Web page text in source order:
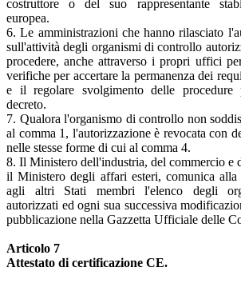
costruttore o del suo rappresentante
europea.
6. Le amministrazioni che hanno rilasciato
sull'attività degli organismi di controllo
procedere, anche attraverso i propri uffici
verifiche per accertare la permanenza dei
e il regolare svolgimento delle procedure
decreto.
7. Qualora l'organismo di controllo non
al comma 1, l'autorizzazione è revocata con
nelle stesse forme di cui al comma 4.
8. Il Ministero dell'industria, del commercio e
il Ministero degli affari esteri, comunica
agli altri Stati membri l'elenco degli
autorizzati ed ogni sua successiva
pubblicazione nella Gazzetta Ufficiale delle
Articolo 7
Attestato di certificazione CE.